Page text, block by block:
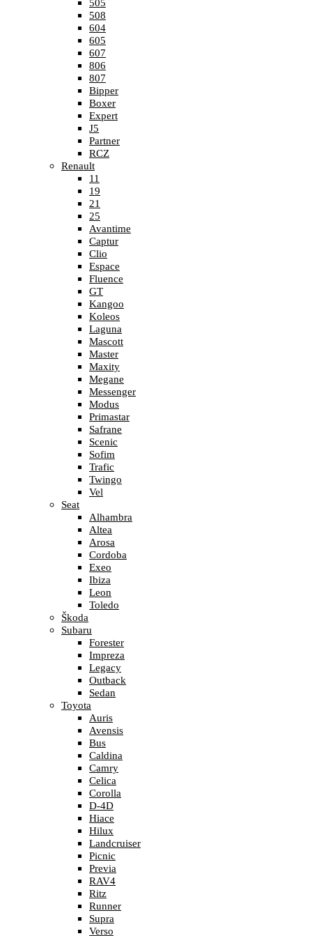
505
508
604
605
607
806
807
Bipper
Boxer
Expert
J5
Partner
RCZ
Renault
11
19
21
25
Avantime
Captur
Clio
Espace
Fluence
GT
Kangoo
Koleos
Laguna
Mascott
Master
Maxity
Megane
Messenger
Modus
Primastar
Safrane
Scenic
Sofim
Trafic
Twingo
Vel
Seat
Alhambra
Altea
Arosa
Cordoba
Exeo
Ibiza
Leon
Toledo
Škoda
Subaru
Forester
Impreza
Legacy
Outback
Sedan
Toyota
Auris
Avensis
Bus
Caldina
Camry
Celica
Corolla
D-4D
Hiace
Hilux
Landcruiser
Picnic
Previa
RAV4
Ritz
Runner
Supra
Verso